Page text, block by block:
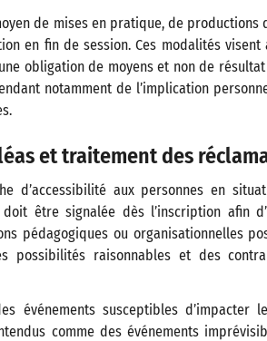
de mises en pratique, de productions
en fin de session. Ces modalités
obligation de moyens et non de
notamment de l’implication
et traitement des
d’accessibilité aux personnes en
être signalée dès l’inscription afin
pédagogiques ou organisationnelles
raisonnables et des
événements susceptibles d’impacter
comme des événements